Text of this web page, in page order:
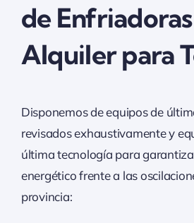
de
Alquiler para
Disponemos de equipos de
revisados exhaustivamente y
última tecnología para
energético frente a las
provincia: